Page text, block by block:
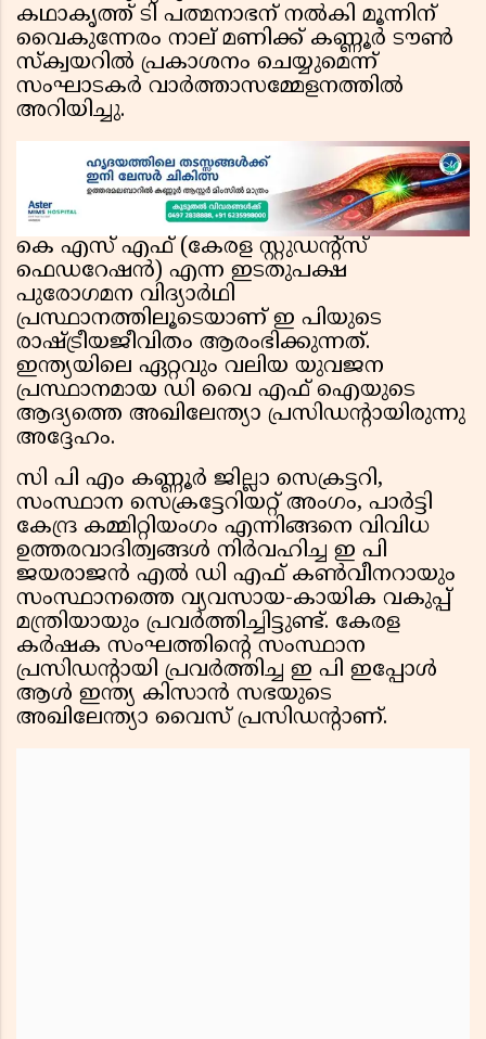
കഥാകൃത്ത് ടി പത്മനാഭന് നൽകി മൂന്നിന്
വൈകുന്നേരം നാല് മണിക്ക് കണ്ണൂർ ടൗൺ
സ്‌ക്വയറിൽ പ്രകാശനം ചെയ്യുമെന്ന്
സംഘാടകർ വാർത്താസമ്മേളനത്തിൽ
അറിയിച്ചു.
കെ എസ് എഫ് (കേരള സ്റ്റുഡന്റ്സ്
ഫെഡറേഷൻ) എന്ന ഇടതുപക്ഷ
പുരോഗമന വിദ്യാർഥി
പ്രസ്ഥാനത്തിലൂടെയാണ് ഇ പിയുടെ
രാഷ്ട്രീയജീവിതം ആരംഭിക്കുന്നത്.
ഇന്ത്യയിലെ ഏറ്റവും വലിയ യുവജന
പ്രസ്ഥാനമായ ഡി വൈ എഫ് ഐയുടെ
ആദ്യത്തെ അഖിലേന്ത്യാ പ്രസിഡന്റായിരുന്നു
അദ്ദേഹം.
സി പി എം കണ്ണൂർ ജില്ലാ സെക്രട്ടറി,
സംസ്ഥാന സെക്രട്ടേറിയറ്റ് അംഗം, പാർട്ടി
കേന്ദ്ര കമ്മിറ്റിയംഗം എന്നിങ്ങനെ വിവിധ
ഉത്തരവാദിത്വങ്ങൾ നിർവഹിച്ച ഇ പി
ജയരാജൻ എൽ ഡി എഫ് കൺവീനറായും
സംസ്ഥാനത്തെ വ്യവസായ-കായിക വകുപ്പ്
മന്ത്രിയായും പ്രവർത്തിച്ചിട്ടുണ്ട്. കേരള
കർഷക സംഘത്തിന്റെ സംസ്ഥാന
പ്രസിഡന്റായി പ്രവർത്തിച്ച ഇ പി ഇപ്പോൾ
ആൾ ഇന്ത്യ കിസാൻ സഭയുടെ
അഖിലേന്ത്യാ വൈസ് പ്രസിഡന്റാണ്.